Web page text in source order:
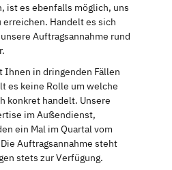
ist es ebenfalls möglich, uns
Handelt es sich
Auftragsannahme rund
in dringenden Fällen
es keine Rolle um welche
konkret handelt. Unsere
im Außendienst,
ein Mal im Quartal vom
Auftragsannahme steht
stets zur Verfügung.